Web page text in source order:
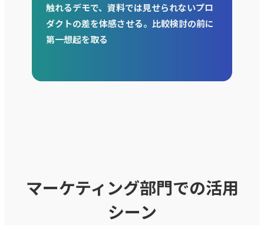
触れるデモで、資料では見せられないプロ
ダクトの差を体感させる。比較検討の前に
第一想起を取る
マーケティング部門での活用
シーン